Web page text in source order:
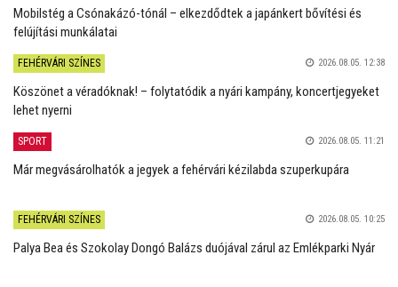
Mobilstég a Csónakázó-tónál – elkezdődtek a japánkert bővítési és
felújítási munkálatai
FEHÉRVÁRI SZÍNES 2026.08.05. 12:38
Köszönet a véradóknak! – folytatódik a nyári kampány, koncertjegyeket
lehet nyerni
SPORT 2026.08.05. 11:21
Már megvásárolhatók a jegyek a fehérvári kézilabda szuperkupára
FEHÉRVÁRI SZÍNES 2026.08.05. 10:25
Palya Bea és Szokolay Dongó Balázs duójával zárul az Emlékparki Nyár